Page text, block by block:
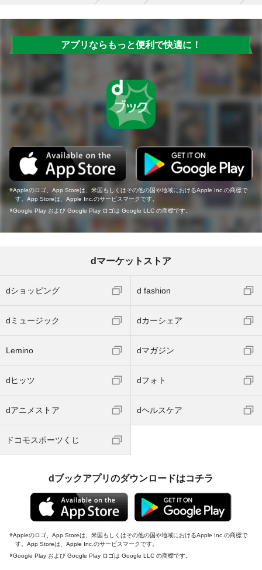
アプリならもっと便利で快適に！
Appleのロゴ、App Storeは、米国もしくはその他の国や地域におけるApple Inc.の商標で
す。App Storeは、Apple Inc.のサービスマークです。
Google Play および Google Play ロゴは Google LLC の商標です。
dマーケットストア
dショッピング d fashion
dミュージック dカーシェア
Lemino dマガジン
dヒッツ dフォト
dアニメストア dヘルスケア
ドコモスポーツくじ
dブックアプリのダウンロードはコチラ
Appleのロゴ、App Storeは、米国もしくはその他の国や地域におけるApple Inc.の商標で
す。App Storeは、Apple Inc.のサービスマークです。
Google Play および Google Play ロゴは Google LLC の商標です。